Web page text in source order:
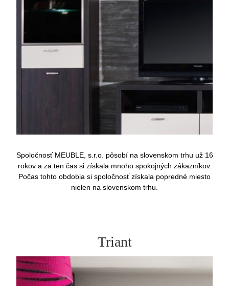
Spoločnosť MEUBLE, s.r.o. pôsobí na slovenskom trhu už 16
rokov a za ten čas si získala mnoho spokojných zákazníkov.
Počas tohto obdobia si spoločnosť získala popredné miesto
nielen na slovenskom trhu.
Triant